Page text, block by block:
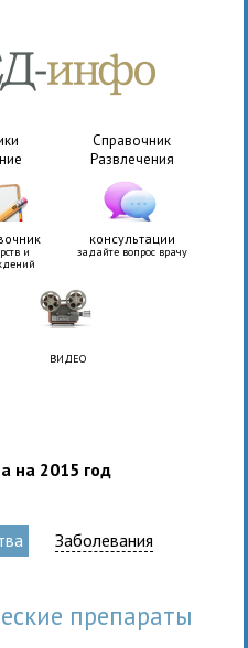
Справочник
Развлечения
и
консультации
задайте вопрос врачу
ВИДЕО
на 2015 год
Заболевания
препараты